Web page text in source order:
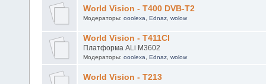
Модераторы:ooolexa,Ednaz,wolow
Модераторы:ooolexa,Ednaz,
World Vision - T411CI
Модераторы:ooolexa,Ednaz